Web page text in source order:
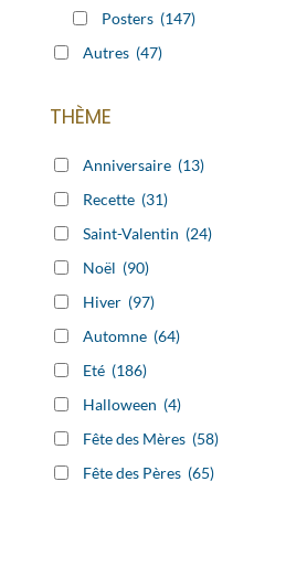
Posters (147)
Autres (47)
THÈME
Anniversaire (13)
Recette (31)
Saint-Valentin (24)
Noël (90)
Hiver (97)
Automne (64)
Eté (186)
Halloween (4)
Fête des Mères (58)
Fête des Pères (65)